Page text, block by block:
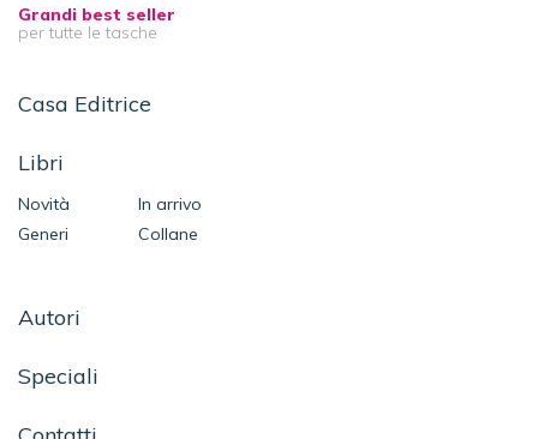
Grandi best seller
per tutte le tasche
Casa Editrice
Libri
Novità
In arrivo
Generi
Collane
Autori
Speciali